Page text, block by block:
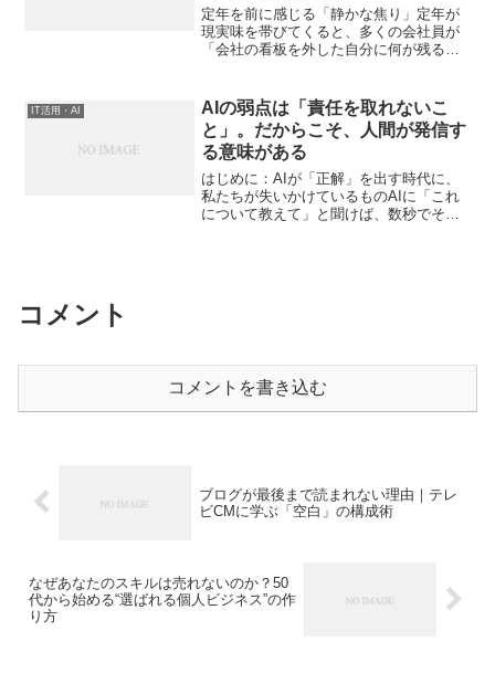
定年を前に感じる「静かな焦り」定年が
現実味を帯びてくると、多くの会社員が
「会社の看板を外した自分に何が残るの
成」「自由な働き方」と華やかに発信し
ている。それを見て...
IT活用・AI
AIの弱点は「責任を取れないこ
と」。だからこそ、人間が発信す
る意味がある
はじめに：AIが「正解」を出す時代に、
私たちが失いかけているものAIに「これ
について教えて」と聞けば、数秒でそれ
コメント
コメントを書き込む
ブログが最後まで読まれない理由｜テレ
ビCMに学ぶ「空白」の構成術
なぜあなたのスキルは売れないのか？50
代から始める“選ばれる個人ビジネス”の作
り方